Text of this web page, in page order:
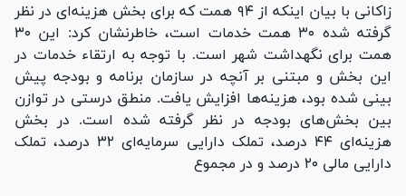
زاکانی با بیان اینکه از ۹۴ همت که برای بخش هزینه‌ای در نظر
گرفته شده ۳۰ همت خدمات است، خاطرنشان کرد: این ۳۰
همت برای نگهداشت شهر است. با توجه به ارتقاء خدمات در
این بخش و مبتنی بر آنچه در سازمان برنامه و بودجه پیش
بینی شده بود، هزینه‌ها افزایش یافت. منطق درستی در توازن
بین بخش‌های بودجه در نظر گرفته شده است. در بخش
هزینه‌ای ۴۴ درصد، تملک دارایی سرمایه‌ای ۳۲ درصد، تملک
دارایی مالی ۲۰ درصد و در مجموع